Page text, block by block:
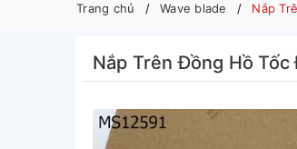
Trang chủ Wave blade Nắp
Nắp Trên Đồng Hồ Tốc